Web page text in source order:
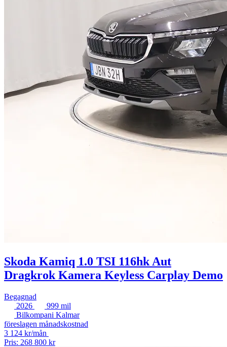
Skoda Kamiq 1.0 TSI 116hk Aut
Dragkrok Kamera Keyless Carplay Demo
Begagnad
2026
999 mil
Bilkompani Kalmar
föreslagen månadskostnad
3 124 kr/mån
Pris: 268 800 kr